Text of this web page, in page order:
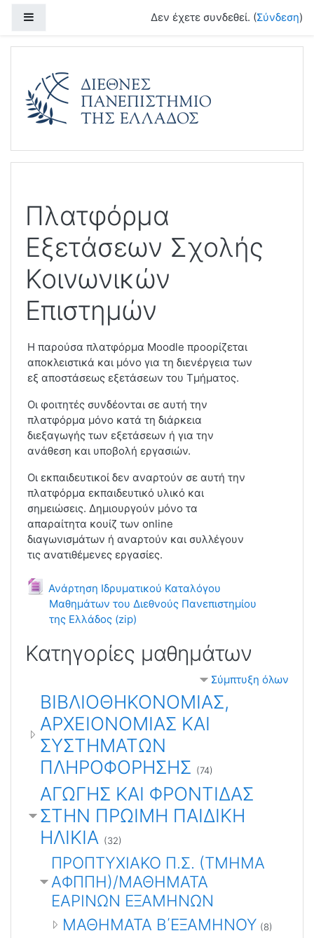
Δεν έχετε συνδεθεί. (Σύνδεση)
Πλατφόρμα
Εξετάσεων Σχολής
Κοινωνικών
Επιστημών
Η παρούσα πλατφόρμα Moodle προορίζεται
αποκλειστικά και μόνο για τη διενέργεια των
εξ αποστάσεως εξετάσεων του Τμήματος.
Οι φοιτητές συνδέονται σε αυτή την
πλατφόρμα μόνο κατά τη διάρκεια
διεξαγωγής των εξετάσεων ή για την
ανάθεση και υποβολή εργασιών.
Οι εκπαιδευτικοί δεν αναρτούν σε αυτή την
πλατφόρμα εκπαιδευτικό υλικό και
σημειώσεις. Δημιουργούν μόνο τα
απαραίτητα κουίζ των online
διαγωνισμάτων ή αναρτούν και συλλέγουν
τις ανατιθέμενες εργασίες.
Ανάρτηση Ιδρυματικού Καταλόγου
Μαθημάτων του Διεθνούς Πανεπιστημίου
της Ελλάδος (zip)
Αρχείο
Κατηγορίες μαθημάτων
Σύμπτυξη όλων
ΒΙΒΛΙΟΘΗΚΟΝΟΜΙΑΣ,
ΑΡΧΕΙΟΝΟΜΙΑΣ ΚΑΙ
ΣΥΣΤΗΜΑΤΩΝ
ΠΛΗΡΟΦΟΡΗΣΗΣ (74)
ΑΓΩΓΗΣ ΚΑΙ ΦΡΟΝΤΙΔΑΣ
ΣΤΗΝ ΠΡΩΙΜΗ ΠΑΙΔΙΚΗ
ΗΛΙΚΙΑ (32)
ΠΡΟΠΤΥΧΙΑΚΟ Π.Σ. (ΤΜΗΜΑ
ΑΦΠΠΗ)/ΜΑΘΗΜΑΤΑ
ΕΑΡΙΝΩΝ ΕΞΑΜΗΝΩΝ
ΜΑΘΗΜΑΤΑ Β΄ΕΞΑΜΗΝΟΥ (8)